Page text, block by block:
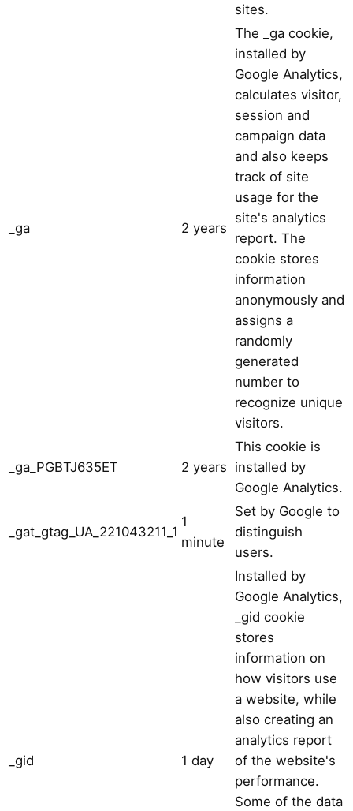
sites.
_ga 2 years
The _ga cookie,
installed by
Google Analytics,
calculates visitor,
session and
campaign data
and also keeps
track of site
usage for the
site's analytics
report. The
cookie stores
information
anonymously and
assigns a
randomly
generated
number to
recognize unique
visitors.
_ga_PGBTJ635ET 2 years
This cookie is
installed by
Google Analytics.
_gat_gtag_UA_221043211_1
1
minute
Set by Google to
distinguish
users.
_gid 1 day
Installed by
Google Analytics,
_gid cookie
stores
information on
how visitors use
a website, while
also creating an
analytics report
of the website's
performance.
Some of the data